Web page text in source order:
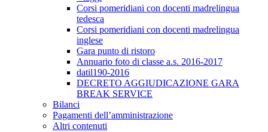
Corsi pomeridiani con docenti madrelingua
tedesca
Corsi pomeridiani con docenti madrelingua
inglese
Gara punto di ristoro
Annuario foto di classe a.s. 2016-2017
datil190-2016
DECRETO AGGIUDICAZIONE GARA
BREAK SERVICE
Bilanci
Pagamenti dell’amministrazione
Altri contenuti